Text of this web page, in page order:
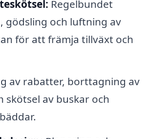
Regelbundet
gödsling och luftning av
för att främja tillväxt och
av rabatter, borttagning av
skötsel av buskar och